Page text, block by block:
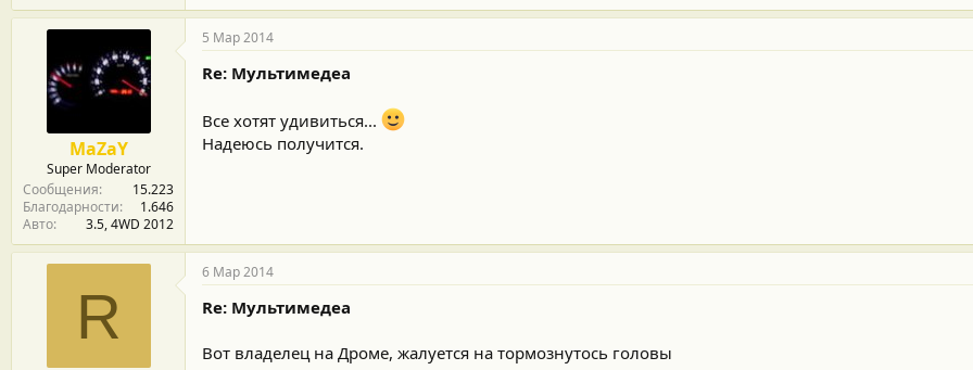
MaZaY
Super Moderator
Сообщения
15.223
Благодарности
1.646
Авто
3.5, 4WD 2012
5 Мар 2014
Re: Мультимедеа
Все хотят удивиться...
Надеюсь получится.
R
6 Мар 2014
Re: Мультимедеа
Вот владелец на Дроме, жалуется на тормознутось головы